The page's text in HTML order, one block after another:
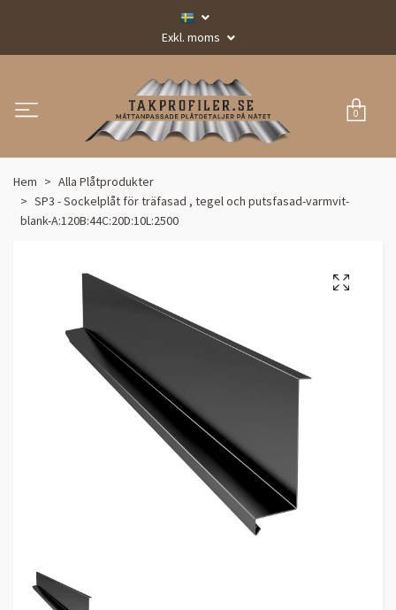
Exkl. moms
0
Hem
Alla Plåtprodukter
SP3 - Sockelplåt för träfasad , tegel och putsfasad-varmvit-
blank-A:120B:44C:20D:10L:2500